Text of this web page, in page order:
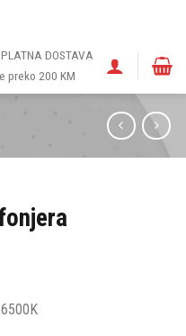
DOSTAVA
preko 200 KM